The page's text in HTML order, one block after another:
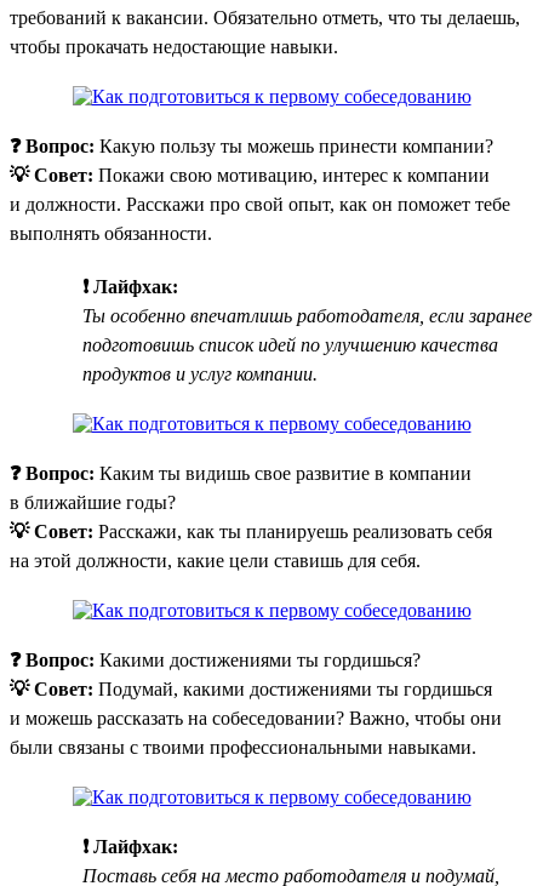
требований к вакансии. Обязательно отметь, что ты делаешь,
чтобы прокачать недостающие навыки.
❓ Вопрос: Какую пользу ты можешь принести компании?
💡 Совет: Покажи свою мотивацию, интерес к компании
и должности. Расскажи про свой опыт, как он поможет тебе
выполнять обязанности.
❗ Лайфхак:
Ты особенно впечатлишь работодателя, если заранее
подготовишь список идей по улучшению качества
продуктов и услуг компании.
❓ Вопрос: Каким ты видишь свое развитие в компании
в ближайшие годы?
💡 Совет: Расскажи, как ты планируешь реализовать себя
на этой должности, какие цели ставишь для себя.
❓ Вопрос: Какими достижениями ты гордишься?
💡 Совет: Подумай, какими достижениями ты гордишься
и можешь рассказать на собеседовании? Важно, чтобы они
были связаны с твоими профессиональными навыками.
❗ Лайфхак:
Поставь себя на место работодателя и подумай,